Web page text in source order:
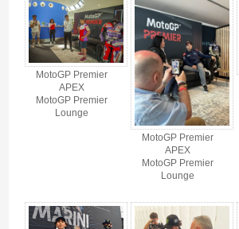
MotoGP Premier
APEX
MotoGP Premier
Lounge
MotoGP Premier
APEX
MotoGP Premier
Lounge